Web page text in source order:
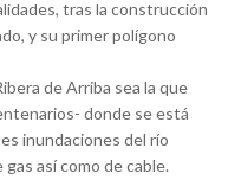
tras la construcción
y su primer polígono
de Arriba sea la que
donde se está
inundaciones del río
así como de cable.